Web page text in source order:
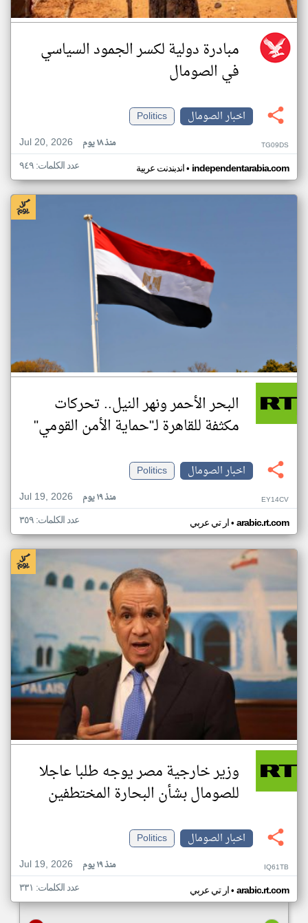
مبادرة دولية لكسر الجمود السياسي
في الصومال
اخبار الصومال
Politics
Jul 20, 2026
منذ ١٨ يوم TG09DS
اندبندنت عربية• independentarabia.com عدد الكلمات: ٩٤٩
البحر الأحمر ونهر النيل.. تحركات
مكثفة للقاهرة لـ"حماية الأمن القومي"
اخبار الصومال
Politics
Jul 19, 2026
منذ ١٩ يوم EY14CV
ار تي عربي• arabic.rt.com عدد الكلمات: ٣٥٩
وزير خارجية مصر يوجه طلبا عاجلا
للصومال بشأن البحارة المختطفين
اخبار الصومال
Politics
Jul 19, 2026
منذ ١٩ يوم IQ61TB
ار تي عربي• arabic.rt.com عدد الكلمات: ٣٣١